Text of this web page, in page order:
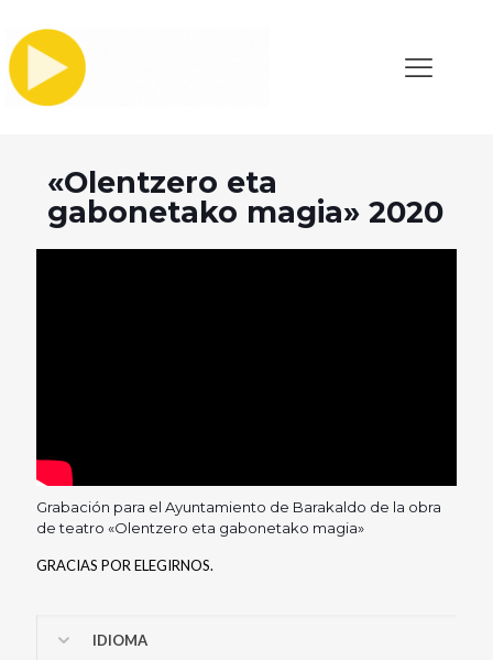
«Olentzero eta
gabonetako magia» 2020
Grabación para el Ayuntamiento de Barakaldo de la obra
de teatro «Olentzero eta gabonetako magia»
GRACIAS POR ELEGIRNOS.
IDIOMA